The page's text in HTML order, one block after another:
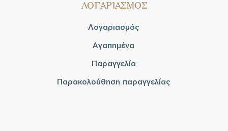
ΛΟΓΑΡΙΑΣΜΟΣ
Λογαριασμός
Αγαπημένα
Παραγγελία
Παρακολούθηση παραγγελίας